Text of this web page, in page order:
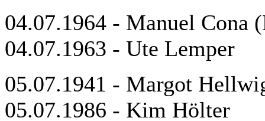
04.07.1964 - Manuel Cona
04.07.1963 - Ute Lemper
05.07.1941 - Margot
05.07.1986 - Kim Hölter